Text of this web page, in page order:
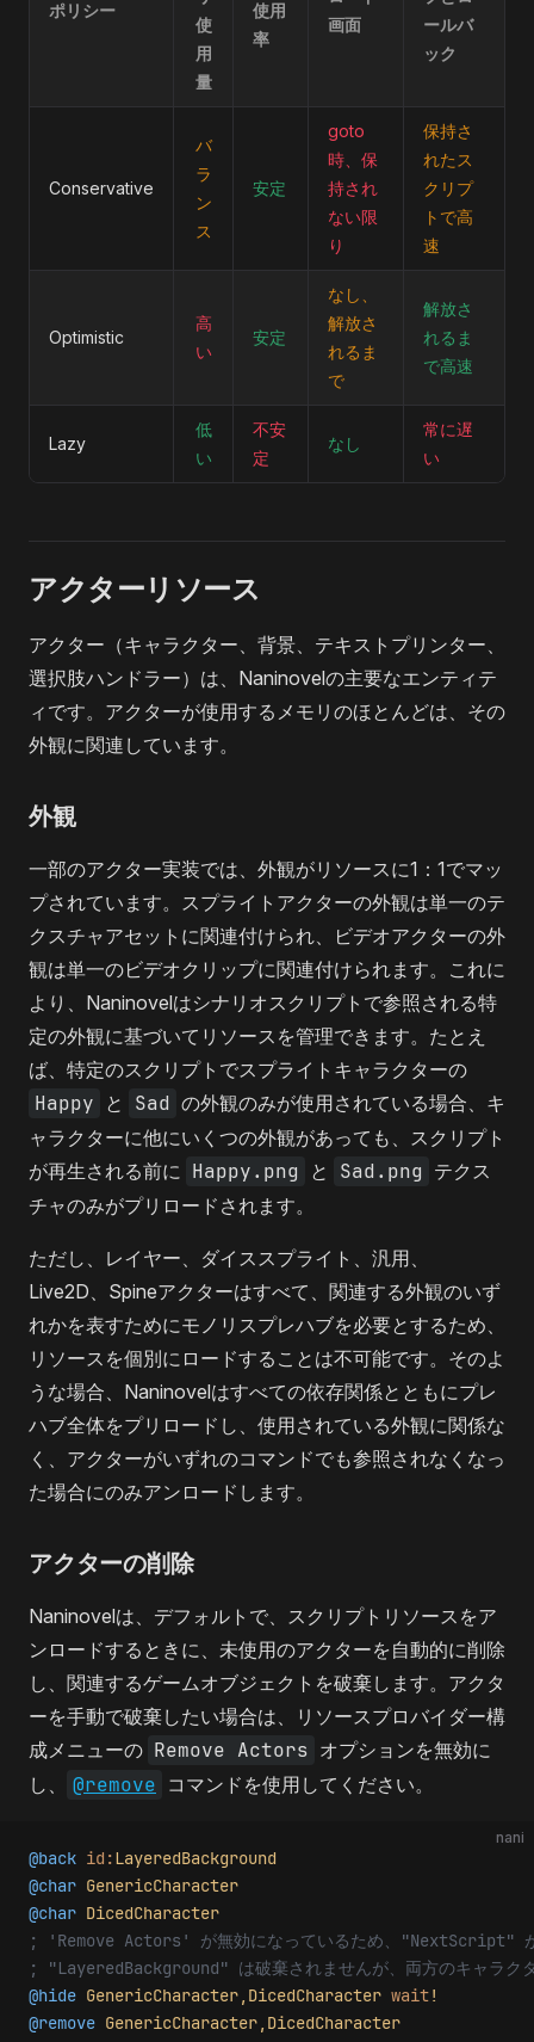
ポリシー
使
用
量
使用
率
画面
ールバ
ック
Conservative
バ
ラ
ン
ス
安定
goto
時、保
持され
ない限
り
保持さ
れたス
クリプ
トで高
速
Optimistic
高
い
安定
なし、
解放さ
れるま
で
解放さ
れるま
で高速
Lazy
低
い
不安
定
なし
常に遅
い
アクターリソース
アクター（キャラクター、背景、テキストプリンター、
選択肢ハンドラー）は、Naninovelの主要なエンティテ
ィです。アクターが使用するメモリのほとんどは、その
外観に関連しています。
外観
一部のアクター実装では、外観がリソースに1：1でマッ
プされています。スプライトアクターの外観は単一のテ
クスチャアセットに関連付けられ、ビデオアクターの外
観は単一のビデオクリップに関連付けられます。これに
より、Naninovelはシナリオスクリプトで参照される特
定の外観に基づいてリソースを管理できます。たとえ
ば、特定のスクリプトでスプライトキャラクターの
Happy と Sad の外観のみが使用されている場合、キ
ャラクターに他にいくつの外観があっても、スクリプト
が再生される前に Happy.png と Sad.png テクス
チャのみがプリロードされます。
ただし、レイヤー、ダイススプライト、汎用、
Live2D、Spineアクターはすべて、関連する外観のいず
れかを表すためにモノリスプレハブを必要とするため、
リソースを個別にロードすることは不可能です。そのよ
うな場合、Naninovelはすべての依存関係とともにプレ
ハブ全体をプリロードし、使用されている外観に関係な
く、アクターがいずれのコマンドでも参照されなくなっ
た場合にのみアンロードします。
アクターの削除
Naninovelは、デフォルトで、スクリプトリソースをア
ンロードするときに、未使用のアクターを自動的に削除
し、関連するゲームオブジェクトを破棄します。アクタ
ーを手動で破棄したい場合は、リソースプロバイダー構
成メニューの Remove Actors オプションを無効に
し、
@remove コマンドを使用してください。
nani
@back id:LayeredBackground
@char GenericCharacter
@char DicedCharacter
; 'Remove Actors' が無効になっているため、"NextScript"
; "LayeredBackground" は破棄されませんが、両方のキャラク
@hide GenericCharacter,DicedCharacter wait!
@remove GenericCharacter,DicedCharacter